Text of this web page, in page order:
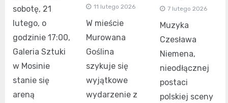
sobotę, 21
lutego, o
godzinie 17:00,
Galeria Sztuki
w Mosinie
stanie się
areną
11 lutego 2026
W mieście
Murowana
Goślina
szykuje się
wyjątkowe
wydarzenie z
7 lutego 2026
Muzyka
Czesława
Niemena,
nieodłącznej
postaci
polskiej sceny